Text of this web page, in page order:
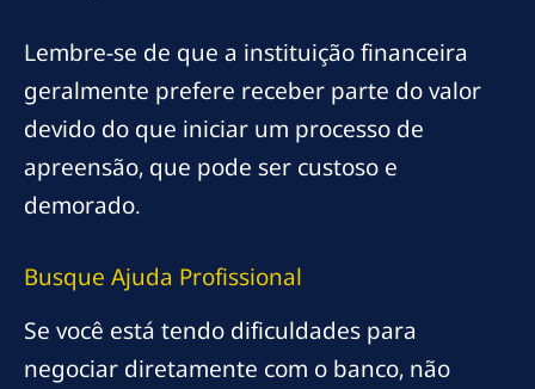
Lembre-se de que a instituição financeira
geralmente prefere receber parte do valor
devido do que iniciar um processo de
apreensão, que pode ser custoso e
demorado.
Busque Ajuda Profissional
Se você está tendo dificuldades para
negociar diretamente com o banco, não